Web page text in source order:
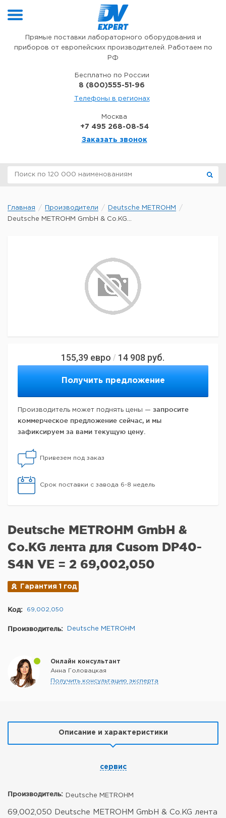
Прямые поставки лабораторного оборудования и
приборов от европейских производителей. Работаем по
РФ
Бесплатно по России
8 (800)555-51-96
Телефоны в регионах
Москва
+7 495 268-08-54
Заказать звонок
Главная Производители
Deutsche METROHM
Deutsche METROHM GmbH & Co.KG...
155,39 евро / 14 908 руб.
Получить предложение
Производитель может поднять цены — запросите
коммерческое предложение сейчас, и мы
зафиксируем за вами текущую цену.
Привезем под заказ
Срок поставки с завода 6-8 недель
Deutsche METROHM GmbH &
Co.KG лента для Cusom DP40-
S4N VE = 2 69,002,050
Гарантия 1 год
Код: 69,002,050
Производитель: Deutsche METROHM
Онлайн консультант
Анна Головацкая
Получить консультацию эксперта
Описание и характеристики
сервис
Производитель: Deutsche METROHM
69,002,050 Deutsche METROHM GmbH & Co.KG лента